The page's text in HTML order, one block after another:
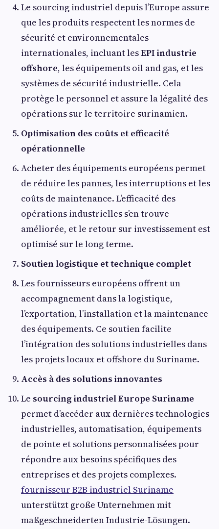
Le sourcing industriel depuis l’Europe assure
que les produits respectent les normes de
sécurité et environnementales
internationales, incluant lesEPI industrie
offshore, les équipements oil and gas, et les
systèmes de sécurité industrielle. Cela
protège le personnel et assure la légalité des
opérations sur le territoire surinamien.
Optimisation des coûts et efficacité
opérationnelle
Acheter des équipements européens permet
de réduire les pannes, les interruptions et les
coûts de maintenance. L’efficacité des
opérations industrielles s’en trouve
améliorée, et le retour sur investissement est
optimisé sur le long terme.
Soutien logistique et technique complet
Les fournisseurs européens offrent un
accompagnement dans la logistique,
l’exportation, l’installation et la maintenance
des équipements. Ce soutien facilite
l’intégration des solutions industrielles dans
les projets locaux et offshore du Suriname.
Accès à des solutions innovantes
Le sourcing industriel Europe Suriname
permet d’accéder aux dernières technologies
industrielles, automatisation, équipements
de pointe et solutions personnalisées pour
répondre aux besoins spécifiques des
entreprises et des projets complexes.
fournisseur B2B industriel Suriname
unterstützt große Unternehmen mit
maßgeschneiderten Industrie-Lösungen.